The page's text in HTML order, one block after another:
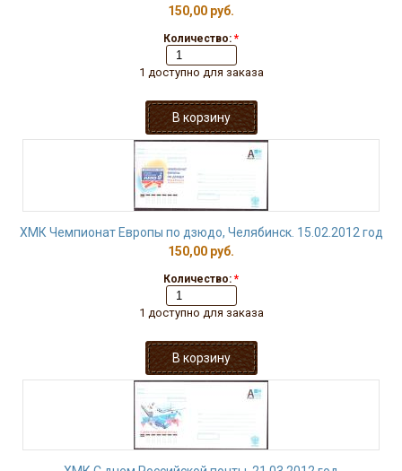
150,00 руб.
Количество: *
1 доступно для заказа
ХМК Чемпионат Европы по дзюдо, Челябинск. 15.02.2012 год
150,00 руб.
Количество: *
1 доступно для заказа